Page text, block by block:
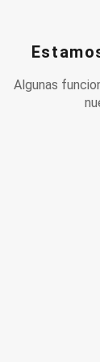
Algunas